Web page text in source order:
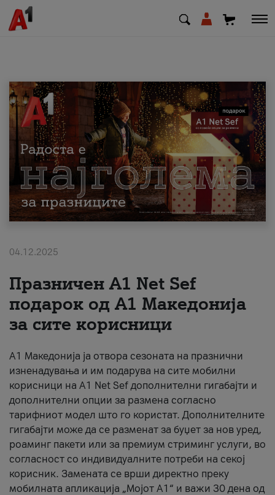
МК EN SQ
Приватни Деловни
Поддршка
Надополни кредит
За нас
#ПодобарОнлајн
04.12.2025
Празничен A1 Net Sеf
подарок од А1 Македонија
за сите корисници
А1 Македонија ја отвора сезоната на празнични
изненадувања и им подарува на сите мобилни
корисници на A1 Net Sef дополнителни гигабајти и
дополнителни опции за размена согласно
тарифниот модел што го користат. Дополнителните
гигабајти може да се разменат за буџет за нов уред,
роаминг пакети или за премиум стриминг услуги, во
согласност со индивидуалните потреби на секој
корисник. Замената се врши директно преку
мобилната апликација „Мојот А1“ и важи 30 дена од